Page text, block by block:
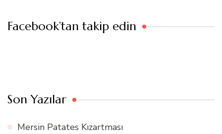
Facebook’tan takip edin
Son Yazılar
Mersin Patates Kızartması